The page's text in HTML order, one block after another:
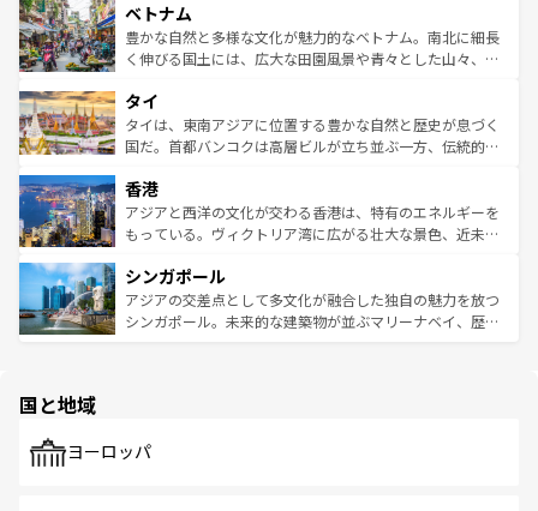
参照してほしい。
容にもいいと評判のスイーツなど、バラエティ豊かな料理
が味わえる。 なお、新着の台湾情報は コンテンツ一覧を参
照してほしい。
き、地方に足を延ばせば四季折々の自然美を楽しむことが
できる。そして、キムチや焼肉、絶品のストリートフード
まで、さまざまな韓国料理が待っている。夜には、韓国な
リティに包まれながら、韓国の多彩な魅力を心ゆくまで味
わってみてほしい。 なお、新着の韓国情報はコンテンツ一
覧を参照してほしい。
ベトナム
豊かな自然と多様な文化が魅力的なベトナム。南北に細長
く伸びる国土には、広大な田園風景や青々とした山々、世
急速な発展と共に伝統が息づく。ハノイの古い町並みやホ
ーチミン市のフランス統治時代の建物も、独特の雰囲気を
醸し出している。また、バラエティの豊かさとおいしさで
とつ。フォーやバインミー、ベトナムコーヒーなどは、ぜ
ひ現地で味わいたい。どの地域を訪れてもあたたかい人々
が旅行者を迎えてくれるので、きっと忘れられない旅にな
参照してほしい。
タイ
タイは、東南アジアに位置する豊かな自然と歴史が息づく
国だ。首都バンコクは高層ビルが立ち並ぶ一方、伝統的な
の活気が交差している。北部ではチェンマイなどの山岳地
帯で自然と触れ合い、南部ではプーケットやクラビの美し
いビーチでリゾート気分を楽しむことができる。タイ料理
激する。気候は一年中温暖で、どの季節にも異なる楽しみ
が待っている。親しみやすいタイの人々、仏教を中心とし
た文化、そして多様な観光資源が、訪れる旅人を魅了し続
香港
アジアと西洋の文化が交わる香港は、特有のエネルギーを
もっている。ヴィクトリア湾に広がる壮大な景色、近未来
み、どこを訪れても感動するはず。観光スポットが密集し
ており、効率よく見どころを回れるのも魅力。息をのむよ
うな絶景から文化的な体験まで、香港を存分に楽しみ尽く
シンガポール
アジアの交差点として多文化が融合した独自の魅力を放つ
シンガポール。未来的な建築物が並ぶマリーナベイ、歴史
で、ホーカーズは地元の風情を楽しめる外せないスポット
国と地域
ヨーロッパ